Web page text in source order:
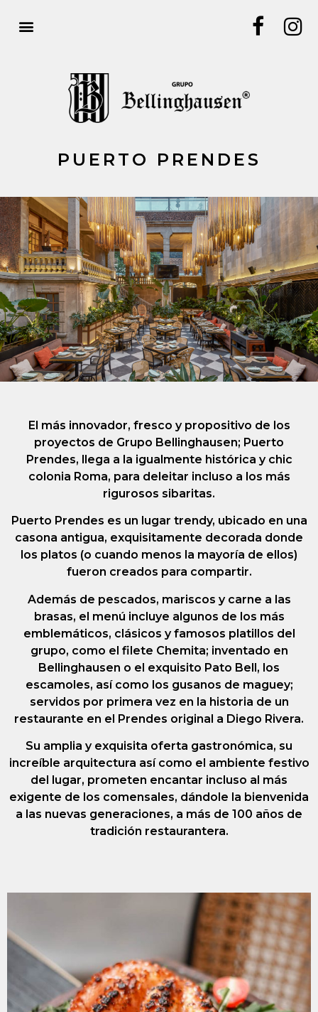
PUERTO PRENDES
El más innovador, fresco y propositivo de los
proyectos de Grupo Bellinghausen; Puerto
Prendes, llega a la igualmente histórica y chic
colonia Roma, para deleitar incluso a los más
rigurosos sibaritas.
Puerto Prendes es un lugar trendy, ubicado en una
casona antigua, exquisitamente decorada donde
los platos (o cuando menos la mayoría de ellos)
fueron creados para compartir.
Además de pescados, mariscos y carne a las
brasas, el menú incluye algunos de los más
emblemáticos, clásicos y famosos platillos del
grupo, como el filete Chemita; inventado en
Bellinghausen o el exquisito Pato Bell, los
escamoles, así como los gusanos de maguey;
servidos por primera vez en la historia de un
restaurante en el Prendes original a Diego Rivera.
Su amplia y exquisita oferta gastronómica, su
increíble arquitectura así como el ambiente festivo
del lugar, prometen encantar incluso al más
exigente de los comensales, dándole la bienvenida
a las nuevas generaciones, a más de 100 años de
tradición restaurantera.